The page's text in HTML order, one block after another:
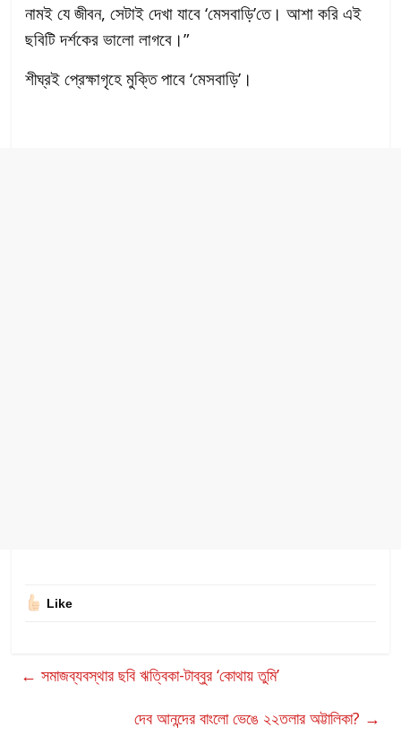
নামই যে জীবন, সেটাই দেখা যাবে ‘মেসবাড়ি’তে। আশা করি এই
ছবিটি দর্শকের ভালো লাগবে।”
শীঘ্রই প্রেক্ষাগৃহে মুক্তি পাবে ‘মেসবাড়ি’।
Like
← সমাজব্যবস্থার ছবি ঋত্বিকা-টাব্বুর ‘কোথায় তুমি’
দেব আনন্দের বাংলো ভেঙে ২২তলার অট্টালিকা? →